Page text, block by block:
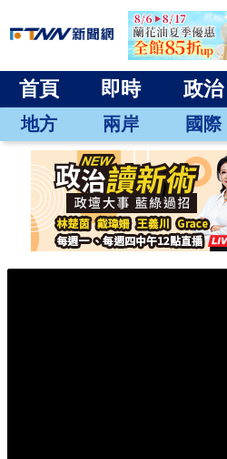
首頁 即時 政治
地方 兩岸 國際